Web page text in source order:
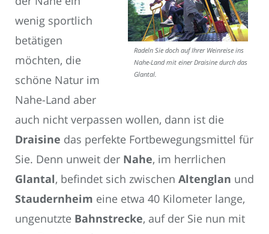
Radeln Sie doch auf Ihrer Weinreise ins
Nahe-Land mit einer Draisine durch das
Glantal.
wenig sportlich
betätigen
möchten, die
schöne Natur im
Nahe-Land aber
auch nicht verpassen wollen, dann ist die
Draisine das perfekte Fortbewegungsmittel für
Sie. Denn unweit der Nahe, im herrlichen
Glantal, befindet sich zwischen Altenglan und
Staudernheim eine etwa 40 Kilometer lange,
ungenutzte Bahnstrecke, auf der Sie nun mit